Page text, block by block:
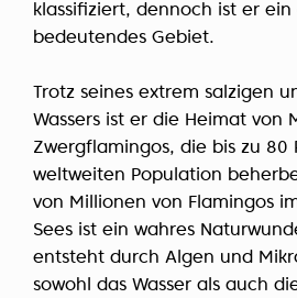
klassifiziert, dennoch ist er ein
bedeutendes Gebiet.
Trotz seines extrem salzigen
Wassers ist er die Heimat von
Zwergflamingos, die bis zu 80
weltweiten Population
von Millionen von Flamingos
Sees ist ein wahres
entsteht durch Algen und
sowohl das Wasser als auch